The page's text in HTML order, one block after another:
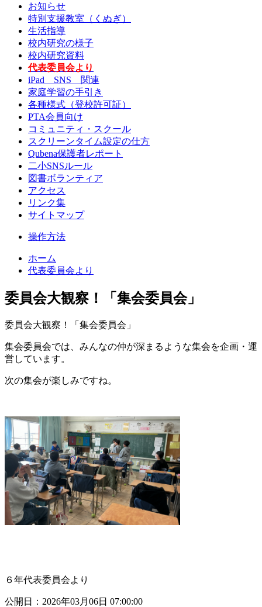
お知らせ
特別支援教室（くぬぎ）
生活指導
校内研究の様子
校内研究資料
代表委員会より
iPad SNS 関連
家庭学習の手引き
各種様式（登校許可証）
PTA会員向け
コミュニティ・スクール
スクリーンタイム設定の仕方
Qubena保護者レポート
二小SNSルール
図書ボランティア
アクセス
リンク集
サイトマップ
操作方法
ホーム
代表委員会より
委員会大観察！「集会委員会」
委員会大観察！「集会委員会」
集会委員会では、みんなの仲が深まるような集会を企画・運
営しています。
次の集会が楽しみですね。
６年代表委員会より
公開日：2026年03月06日 07:00:00